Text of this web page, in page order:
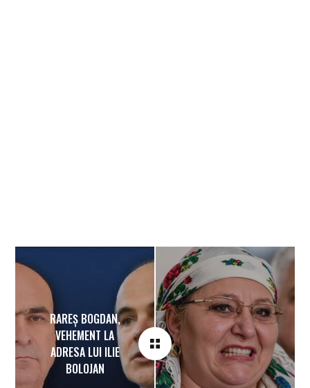
RAREȘ BOGDAN,
VEHEMENT LA
ADRESA LUI ILIE
BOLOJAN